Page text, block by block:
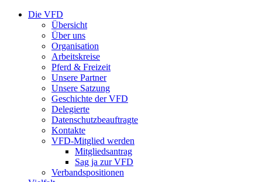
Die VFD
Übersicht
Über uns
Organisation
Arbeitskreise
Pferd & Freizeit
Unsere Partner
Unsere Satzung
Geschichte der VFD
Delegierte
Datenschutzbeauftragte
Kontakte
VFD-Mitglied werden
Mitgliedsantrag
Sag ja zur VFD
Verbandspositionen